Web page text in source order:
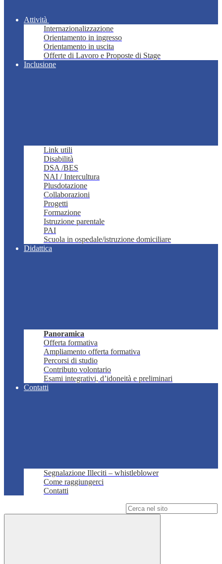
Attività
Internazionalizzazione
Orientamento in ingresso
Orientamento in uscita
Offerte di Lavoro e Proposte di Stage
Inclusione
Link utili
Disabilità
DSA /BES
NAI / Intercultura
Plusdotazione
Collaborazioni
Progetti
Formazione
Istruzione parentale
PAI
Scuola in ospedale/istruzione domiciliare
Didattica
Panoramica
Offerta formativa
Ampliamento offerta formativa
Percorsi di studio
Contributo volontario
Esami integrativi, d’idoneità e preliminari
Contatti
Segnalazione Illeciti – whistleblower
Come raggiungerci
Contatti